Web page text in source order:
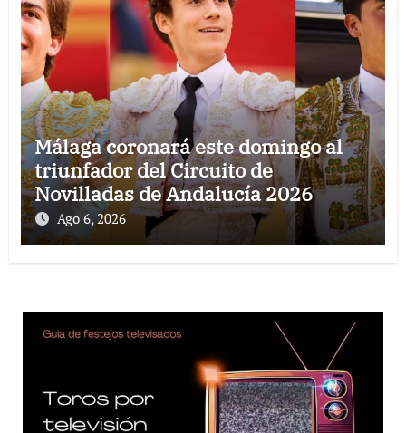
Málaga coronará este domingo al
triunfador del Circuito de
Novilladas de Andalucía 2026
Ago 6, 2026